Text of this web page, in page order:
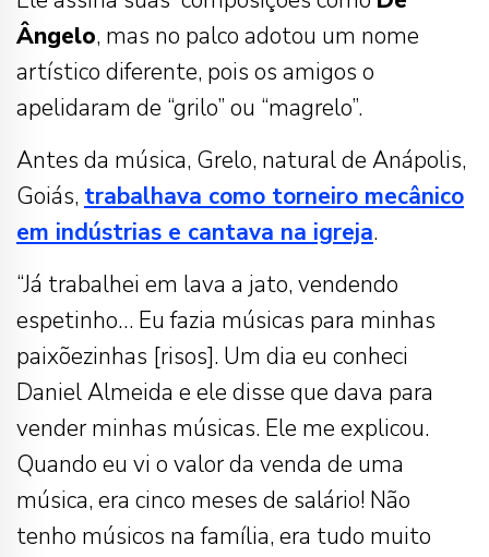
Ângelo, mas no palco adotou um nome
artístico diferente, pois os amigos o
apelidaram de “grilo” ou “magrelo”.
Antes da música, Grelo, natural de Anápolis,
Goiás, trabalhava como torneiro mecânico
em indústrias e cantava na igreja.
“Já trabalhei em lava a jato, vendendo
espetinho… Eu fazia músicas para minhas
paixõezinhas [risos]. Um dia eu conheci
Daniel Almeida e ele disse que dava para
vender minhas músicas. Ele me explicou.
Quando eu vi o valor da venda de uma
música, era cinco meses de salário! Não
tenho músicos na família, era tudo muito